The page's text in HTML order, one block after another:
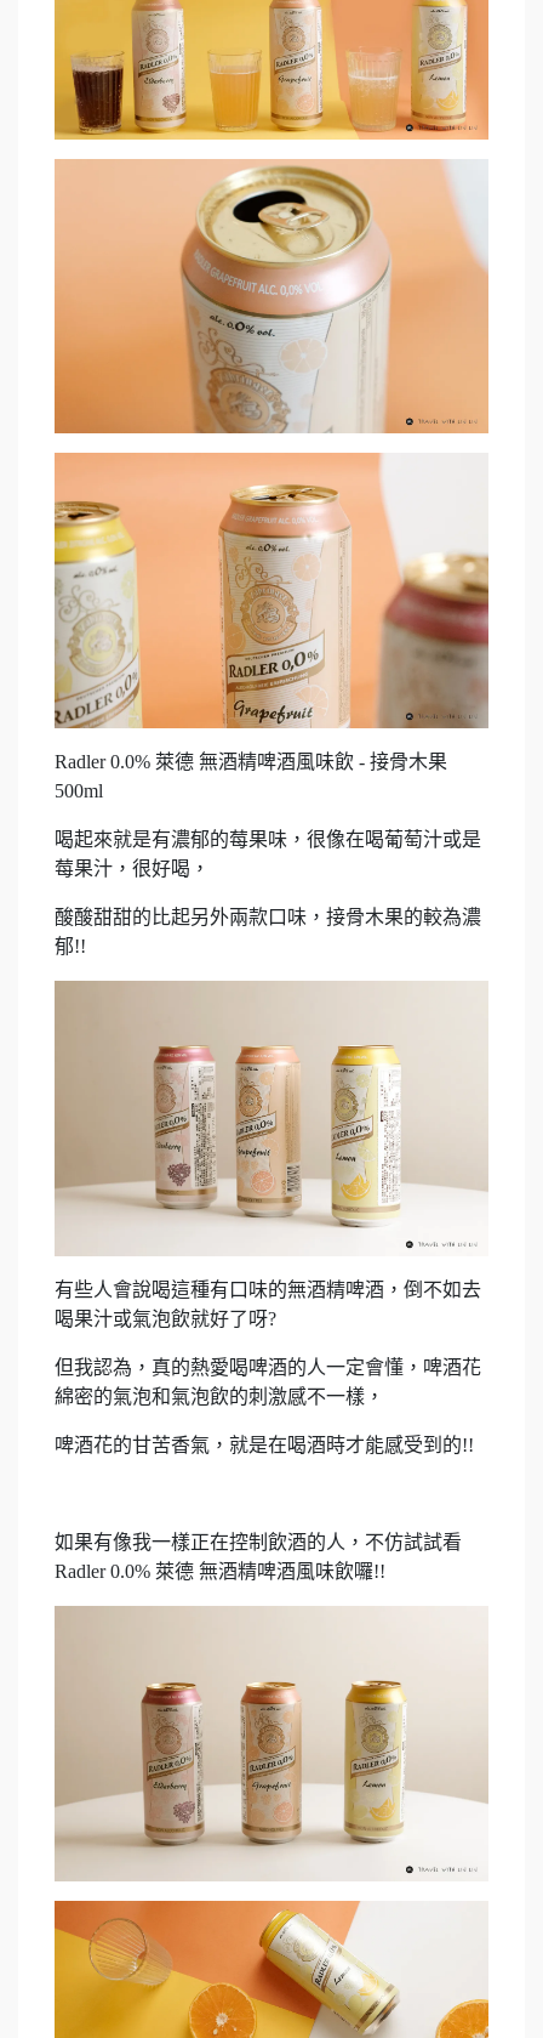
Radler 0.0% 萊德 無酒精啤酒風味飲 - 接骨木果
500ml
喝起來就是有濃郁的莓果味，很像在喝葡萄汁或是
莓果汁，很好喝，
酸酸甜甜的比起另外兩款口味，接骨木果的較為濃
郁!!
有些人會說喝這種有口味的無酒精啤酒，倒不如去
喝果汁或氣泡飲就好了呀?
但我認為，真的熱愛喝啤酒的人一定會懂，啤酒花
綿密的氣泡和氣泡飲的刺激感不一樣，
啤酒花的甘苦香氣，就是在喝酒時才能感受到的!!
如果有像我一樣正在控制飲酒的人，不仿試試看
Radler 0.0% 萊德 無酒精啤酒風味飲囉!!